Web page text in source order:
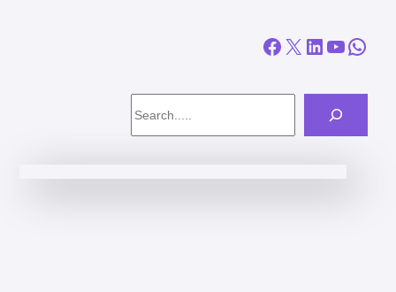
Facebook X LinkedIn YouTube WhatsApp